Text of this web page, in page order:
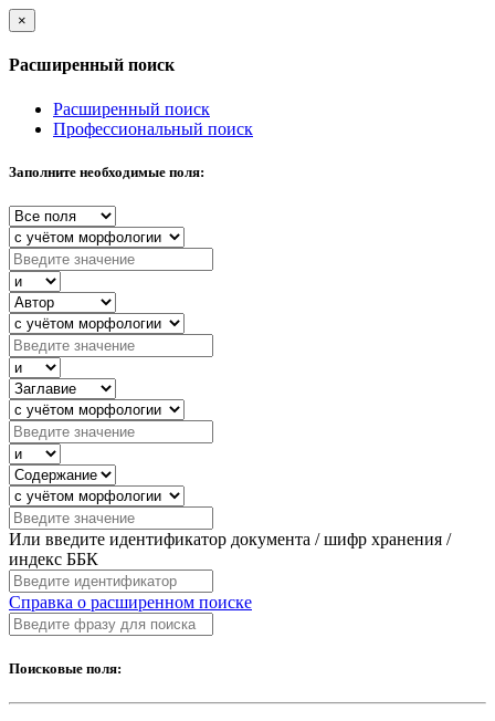
×
Расширенный поиск
Расширенный поиск
Профессиональный поиск
Заполните необходимые поля:
Или введите идентификатор документа / шифр хранения /
индекс ББК
Справка о расширенном поиске
Поисковые поля: